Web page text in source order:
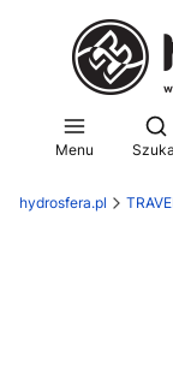
Menu
hydrosfera.pl